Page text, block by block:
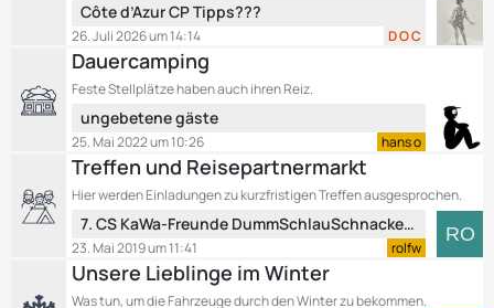
t
ä
g
e
t
z
t
B
e
i
ä
g
e
Côte d’Azur CP Tipps???
D O C
26. Juli 2026 um 14:14
Dauercamping
Feste Stellplätze haben auch ihren Reiz.
e
t
z
t
B
e
i
ungebetene gäste
hans o
25. Mai 2022 um 10:26
Treffen und Reisepartnermarkt
Hier werden Einladungen zu kurzfristigen Treffen ausgesprochen.
e
t
z
7. CS KaWa-Freunde DummSchlauSchnackerTreffen vom 1. - 5. Mai 2019 in Oberbozen, Italien
rolfw
23. Mai 2019 um 11:41
Unsere Lieblinge im Winter
Was tun, um die Fahrzeuge durch den Winter zu bekommen.